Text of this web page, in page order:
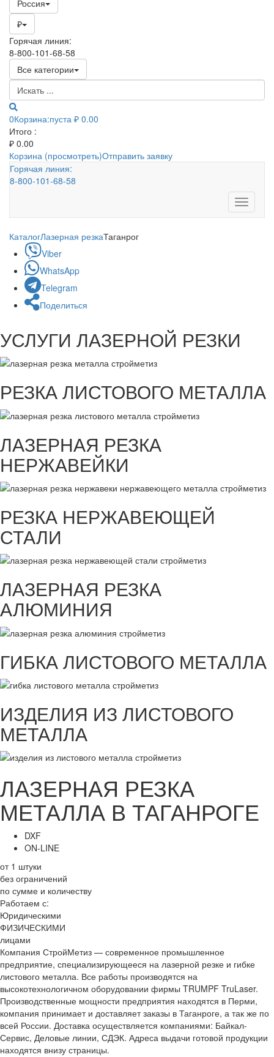
Россия
₽
Горячая линия:
8-800-101-68-58
Все категории
0Корзина:пуста ₽ 0.00
Итого :
₽ 0.00
Корзина (просмотреть)Отправить заявку
Горячая линия:
8-800-101-68-58
Toggle
КаталогЛазерная резкаТаганрог
Viber
WhatsApp
Telegram
Поделиться
УСЛУГИ ЛАЗЕРНОЙ РЕЗКИ
РЕЗКА ЛИСТОВОГО МЕТАЛЛА
ЛАЗЕРНАЯ РЕЗКА
НЕРЖАВЕЙКИ
РЕЗКА НЕРЖАВЕЮЩЕЙ
СТАЛИ
ЛАЗЕРНАЯ РЕЗКА
АЛЮМИНИЯ
ГИБКА ЛИСТОВОГО МЕТАЛЛА
ИЗДЕЛИЯ ИЗ ЛИСТОВОГО
МЕТАЛЛА
ЛАЗЕРНАЯ РЕЗКА
МЕТАЛЛА В ТАГАНРОГЕ
DXF
ON-LINE
от 1 штуки
без ограничений
по сумме и количеству
Работаем с:
Юридическими
ФИЗИЧЕСКИМИ
лицами
Компания СтройМетиз — современное промышленное
предприятие, специализирующееся на лазерной резке и гибке
листового металла. Все работы производятся на
высокотехнологичном оборудовании фирмы TRUMPF TruLaser.
Производственные мощности предприятия находятся в Перми,
компания принимает и доставляет заказы в Таганроге, а так же по
всей России. Доставка осуществляется компаниями: Байкал-
Сервис, Деловые линии, СДЭК. Адреса выдачи готовой продукции
находятся внизу страницы.